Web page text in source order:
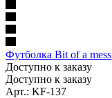
Футболка Bit of a mess
Доступно к заказу
Доступно к заказу
Арт.: KF-137